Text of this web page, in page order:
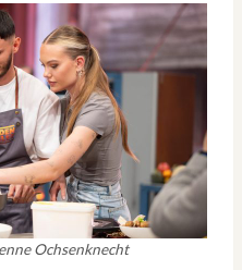
Ochsenknecht